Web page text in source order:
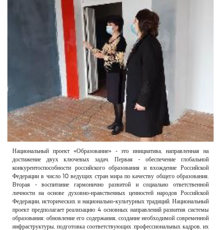
Национальный проект «Образование» - это инициатива, направленная на
достижение двух ключевых задач. Первая - обеспечение глобальной
конкурентоспособности российского образования и вхождение Российской
Федерации в число 10 ведущих стран мира по качеству общего образования.
Вторая - воспитание гармонично развитой и социально ответственной
личности на основе духовно-нравственных ценностей народов Российской
Федерации, исторических и национально-культурных традиций. Национальный
проект предполагает реализацию 4 основных направлений развития системы
образования: обновление его содержания, создание необходимой современной
инфраструктуры, подготовка соответствующих профессиональных кадров, их